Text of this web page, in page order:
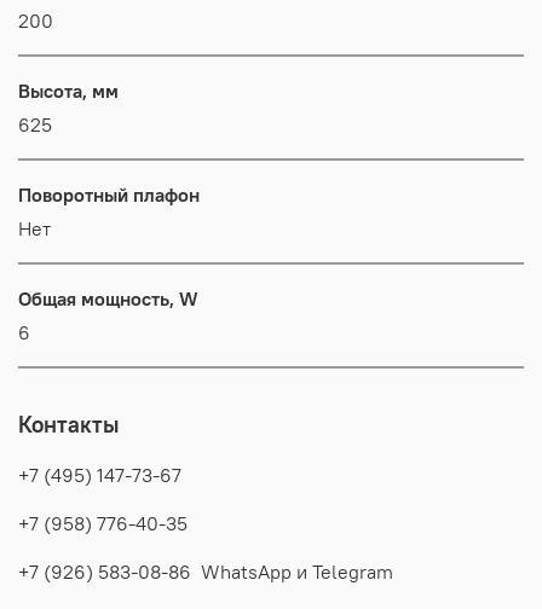
200
Высота, мм
625
Поворотный плафон
Нет
Общая мощность, W
6
Контакты
+7 (495) 147-73-67
+7 (958) 776-40-35
+7 (926) 583-08-86 WhatsApp и Telegram